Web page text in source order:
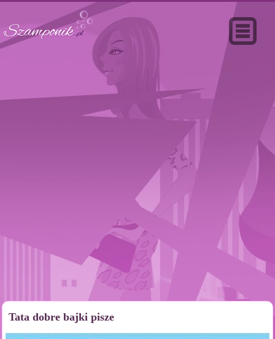
Tata dobre bajki pisze